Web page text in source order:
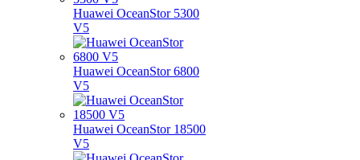
Huawei OceanStor 5300
V5
Huawei OceanStor 6800
V5
Huawei OceanStor 18500
V5